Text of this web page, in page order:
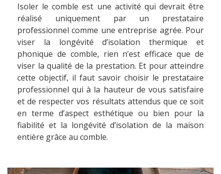
Isoler le comble est une activité qui devrait être
réalisé uniquement par un prestataire
professionnel comme une entreprise agrée. Pour
viser la longévité d’isolation thermique et
phonique de comble, rien n’est efficace que de
viser la qualité de la prestation. Et pour atteindre
cette objectif, il faut savoir choisir le prestataire
professionnel qui à la hauteur de vous satisfaire
et de respecter vos résultats attendus que ce soit
en terme d’aspect esthétique ou bien pour la
fiabilité et la longévité d’isolation de la maison
entière grâce au comble.